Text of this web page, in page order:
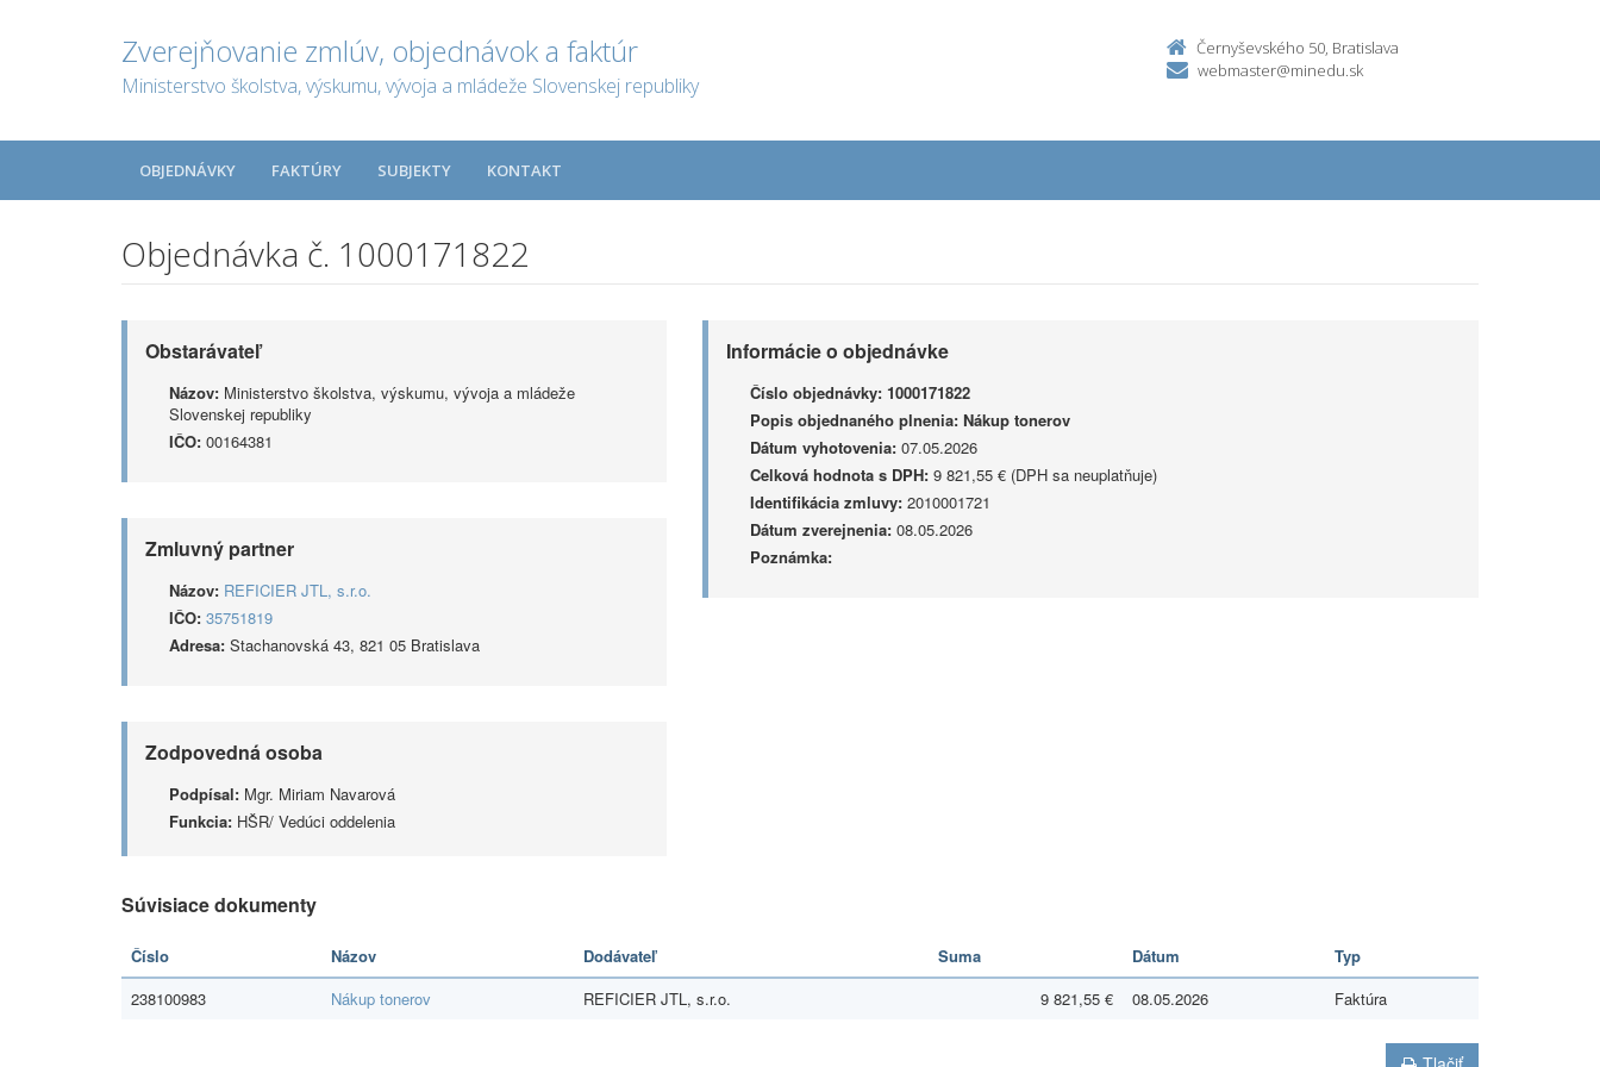
Zverejňovanie zmlúv, objednávok a faktúr
Ministerstvo školstva, výskumu, vývoja a mládeže Slovenskej republiky
Černyševského 50, Bratislava
webmaster@minedu.sk
OBJEDNÁVKY FAKTÚRY SUBJEKTY KONTAKT
Objednávka č. 1000171822
Obstarávateľ
Názov: Ministerstvo školstva, výskumu, vývoja a mládeže
Slovenskej republiky
IČO: 00164381
Zmluvný partner
Názov: REFICIER JTL, s.r.o.
IČO: 35751819
Adresa: Stachanovská 43, 821 05 Bratislava
Zodpovedná osoba
Podpísal: Mgr. Miriam Navarová
Funkcia: HŠR/ Vedúci oddelenia
Informácie o objednávke
Číslo objednávky: 1000171822
Popis objednaného plnenia: Nákup tonerov
Dátum vyhotovenia:07.05.2026
Celková hodnota s DPH:9 821,55 € (DPH sa neuplatňuje)
Identifikácia zmluvy:2010001721
Dátum zverejnenia:08.05.2026
Poznámka:
Súvisiace dokumenty
Číslo Názov Dodávateľ Suma Dátum
Typ
238100983
Nákup tonerov REFICIER JTL, s.r.o. 9 821,55 € 08.05.2026 Faktúra